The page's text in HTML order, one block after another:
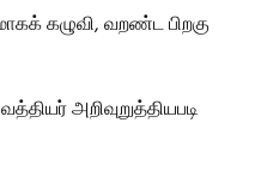
கழுவி, வறண்ட பிறகு
அறிவுறுத்தியபடி